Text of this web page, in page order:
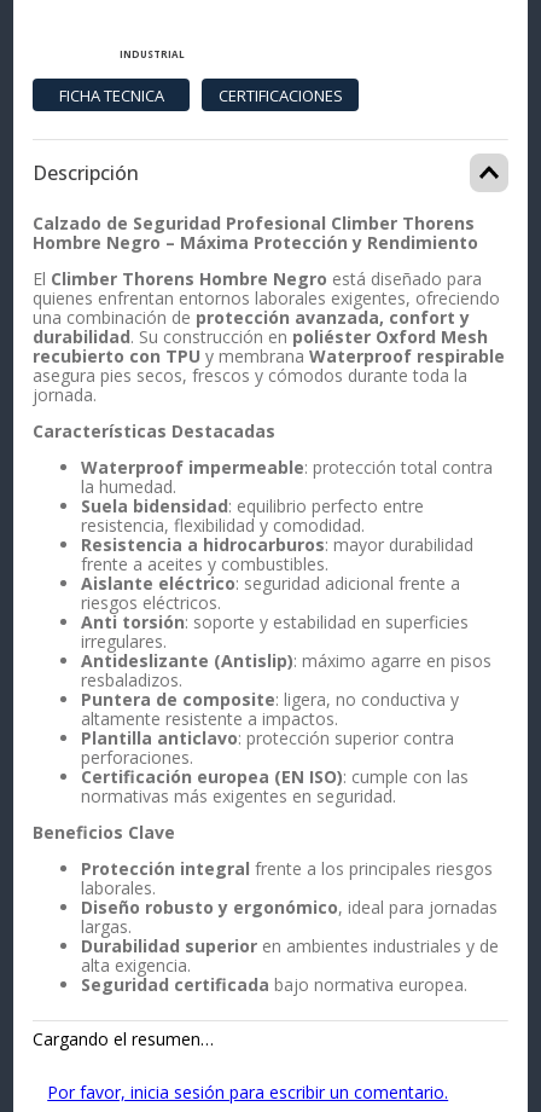
INDUSTRIAL
Descripción
Calzado de Seguridad Profesional Climber Thorens
Hombre Negro – Máxima Protección y Rendimiento
El Climber Thorens Hombre Negro está diseñado para
quienes enfrentan entornos laborales exigentes, ofreciendo
una combinación de protección avanzada, confort y
durabilidad. Su construcción en poliéster Oxford Mesh
recubierto con TPU y membranaWaterproof respirable
asegura pies secos, frescos y cómodos durante toda la
jornada.
Características Destacadas
Waterproof impermeable: protección total contra
la humedad.
Suela bidensidad: equilibrio perfecto entre
resistencia, flexibilidad y comodidad.
Resistencia a hidrocarburos: mayor durabilidad
frente a aceites y combustibles.
Aislante eléctrico: seguridad adicional frente a
riesgos eléctricos.
Anti torsión: soporte y estabilidad en superficies
irregulares.
Antideslizante (Antislip): máximo agarre en pisos
resbaladizos.
Puntera de composite: ligera, no conductiva y
altamente resistente a impactos.
Plantilla anticlavo: protección superior contra
perforaciones.
Certificación europea (EN ISO): cumple con las
normativas más exigentes en seguridad.
Beneficios Clave
Protección integral frente a los principales riesgos
laborales.
Diseño robusto y ergonómico, ideal para jornadas
largas.
Durabilidad superior en ambientes industriales y de
alta exigencia.
Seguridad certificada bajo normativa europea.
Cargando el resumen…
Por favor, inicia sesión para escribir un comentario.